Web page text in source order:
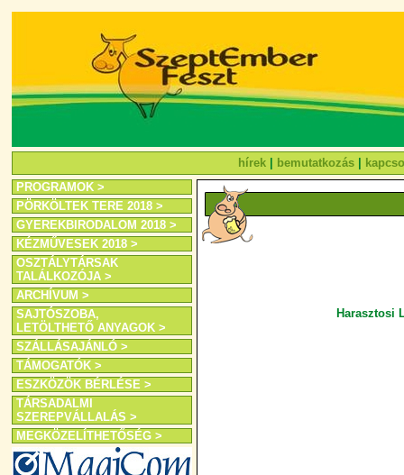
hírek bemutatkozás
PROGRAMOK >
PÖRKÖLTEK TERE 2018 >
GYEREKBIRODALOM 2018 >
KÉZMŰVESEK 2018 >
OSZTÁLYTÁRSAK
TALÁLKOZÓJA >
ARCHÍVUM >
SAJTÓSZOBA,
LETÖLTHETŐ ANYAGOK >
SZÁLLÁSAJÁNLÓ >
TÁMOGATÓK >
ESZKÖZÖK BÉRLÉSE >
TÁRSADALMI
SZEREPVÁLLALÁS >
MEGKÖZELÍTHETŐSÉG >
Harasztosi